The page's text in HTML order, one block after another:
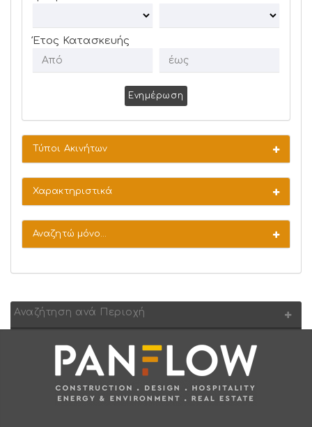
Έτος Κατασκευής
Ενημέρωση
Τύποι Ακινήτων
Χαρακτηριστικά
Αναζητώ μόνο...
Αναζήτηση ανά Περιοχή